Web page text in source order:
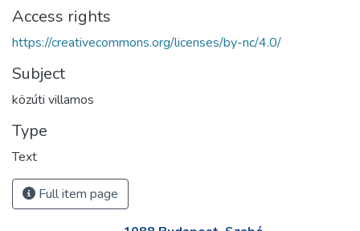
Access rights
https://creativecommons.org/licenses/by-nc/4.0/
Subject
közúti villamos
Type
Text
Full item page